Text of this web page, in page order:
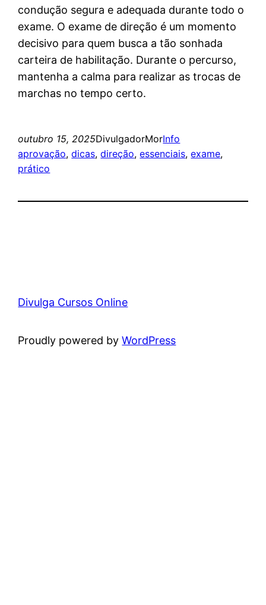
condução segura e adequada durante todo o
exame. O exame de direção é um momento
decisivo para quem busca a tão sonhada
carteira de habilitação. Durante o percurso,
mantenha a calma para realizar as trocas de
marchas no tempo certo.
outubro 15, 2025DivulgadorMorInfo
aprovação, dicas, direção, essenciais, exame
prático
Divulga Cursos Online
Proudly powered byWordPress